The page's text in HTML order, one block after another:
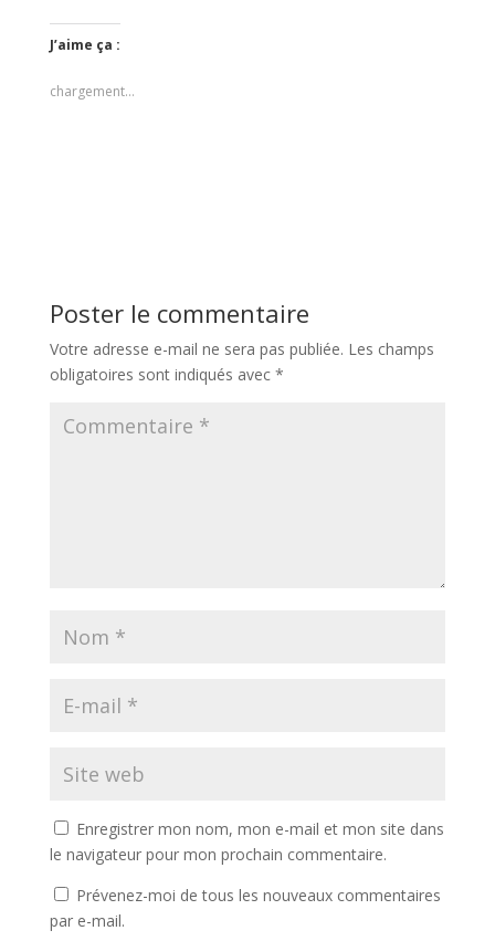
J’aime ça :
chargement…
Poster le commentaire
Votre adresse e-mail ne sera pas publiée. Les champs
obligatoires sont indiqués avec *
Enregistrer mon nom, mon e-mail et mon site dans
le navigateur pour mon prochain commentaire.
Prévenez-moi de tous les nouveaux commentaires
par e-mail.